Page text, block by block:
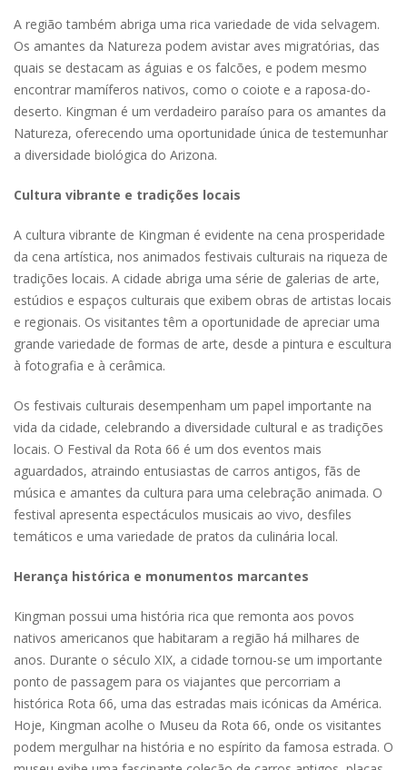
A região também abriga uma rica variedade de vida selvagem.
Os amantes da Natureza podem avistar aves migratórias, das
quais se destacam as águias e os falcões, e podem mesmo
encontrar mamíferos nativos, como o coiote e a raposa-do-
deserto. Kingman é um verdadeiro paraíso para os amantes da
Natureza, oferecendo uma oportunidade única de testemunhar
a diversidade biológica do Arizona.
Cultura vibrante e tradições locais
A cultura vibrante de Kingman é evidente na cena prosperidade
da cena artística, nos animados festivais culturais na riqueza de
tradições locais. A cidade abriga uma série de galerias de arte,
estúdios e espaços culturais que exibem obras de artistas locais
e regionais. Os visitantes têm a oportunidade de apreciar uma
grande variedade de formas de arte, desde a pintura e escultura
à fotografia e à cerâmica.
Os festivais culturais desempenham um papel importante na
vida da cidade, celebrando a diversidade cultural e as tradições
locais. O Festival da Rota 66 é um dos eventos mais
aguardados, atraindo entusiastas de carros antigos, fãs de
música e amantes da cultura para uma celebração animada. O
festival apresenta espectáculos musicais ao vivo, desfiles
temáticos e uma variedade de pratos da culinária local.
Herança histórica e monumentos marcantes
Kingman possui uma história rica que remonta aos povos
nativos americanos que habitaram a região há milhares de
anos. Durante o século XIX, a cidade tornou-se um importante
ponto de passagem para os viajantes que percorriam a
histórica Rota 66, uma das estradas mais icónicas da América.
Hoje, Kingman acolhe o Museu da Rota 66, onde os visitantes
podem mergulhar na história e no espírito da famosa estrada. O